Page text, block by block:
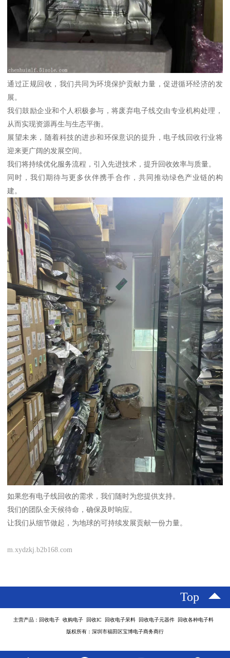
通过正规回收，我们共同为环境保护贡献力量，促进循环经济的发
展。
我们鼓励企业和个人积极参与，将废弃电子线交由专业机构处理，
从而实现资源再生与生态平衡。
展望未来，随着科技的进步和环保意识的提升，电子线回收行业将
迎来更广阔的发展空间。
我们将持续优化服务流程，引入先进技术，提升回收效率与质量。
同时，我们期待与更多伙伴携手合作，共同推动绿色产业链的构
建。
如果您有电子线回收的需求，我们随时为您提供支持。
我们的团队全天候待命，确保及时响应。
让我们从细节做起，为地球的可持续发展贡献一份力量。
m.xydzkj.b2b168.com
Top
主营产品：回收电子 收购电子 回收IC 回收电子呆料 回收电子元器件 回收各种电子料
版权所有：深圳市福田区宝博电子商务商行